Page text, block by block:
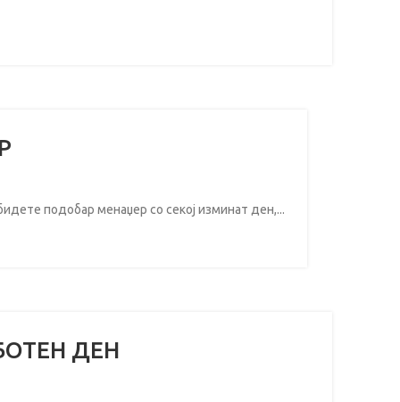
подобар менаџер со секој изминат ден,...
ДЕН